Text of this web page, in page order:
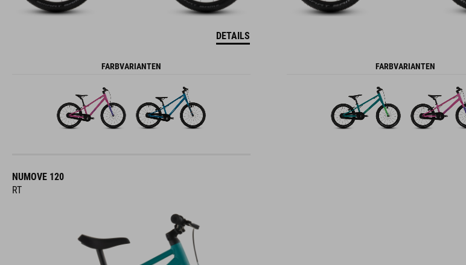
DETAILS
FARBVARIANTEN FARBVARIANTEN
NUMOVE 120
RT